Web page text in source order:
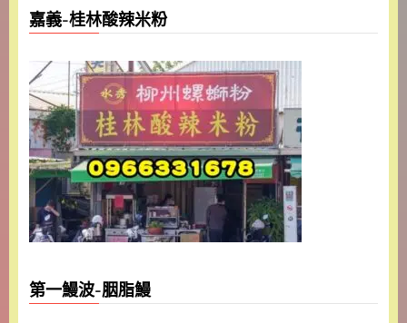
嘉義-桂林酸辣米粉
第一鰻波-胭脂鰻